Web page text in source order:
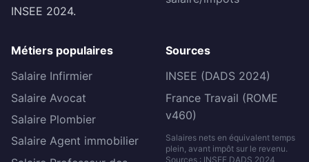
INSEE 2024.
Métiers populaires
Salaire Infirmier
Salaire Avocat
Salaire Plombier
Salaire Agent immobilier
Sources
INSEE (DADS 2024)
France Travail (ROME
v460)
Salaires nets en équivalent temps
plein, avant impôt sur le revenu.
Sources : INSEE DADS 2024